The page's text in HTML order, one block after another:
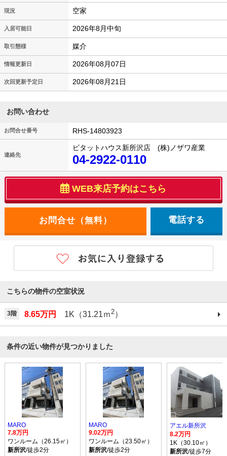
現況 空家
入居可能日 2026年8月中旬
取引態様 媒介
情報更新日 2026年08月07日
次回更新予定日 2026年08月21日
お問い合わせ
お問合せ番号 RHS-14803923
連絡先
ピタットハウス新所沢店 (株)ノザワ産業
04-2922-0110
WEB来店予約はこちら
電話する
こちらの物件の空室状況
3階 8.65万円 1K（31.21ｍ2）
条件の近い物件が見つかりました
MARO
7.8万円
ワンルーム（26.15㎡）
新所沢/徒歩2分
MARO
9.02万円
ワンルーム（23.50㎡）
新所沢/徒歩2分
アエル新所沢
8.2万円
1K（30.10㎡）
新所沢/徒歩7分